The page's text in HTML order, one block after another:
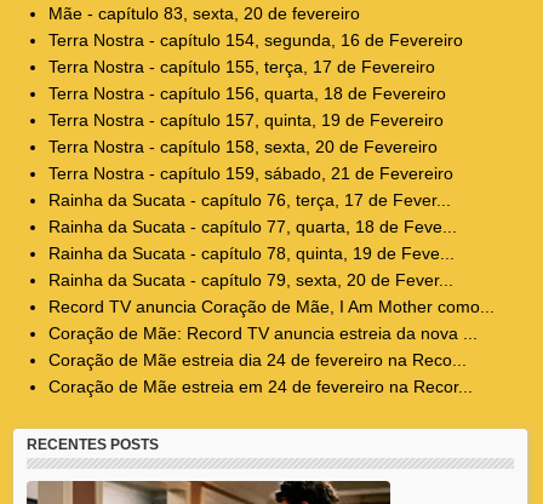
Mãe - capítulo 83, sexta, 20 de fevereiro
Terra Nostra - capítulo 154, segunda, 16 de Fevereiro
Terra Nostra - capítulo 155, terça, 17 de Fevereiro
Terra Nostra - capítulo 156, quarta, 18 de Fevereiro
Terra Nostra - capítulo 157, quinta, 19 de Fevereiro
Terra Nostra - capítulo 158, sexta, 20 de Fevereiro
Terra Nostra - capítulo 159, sábado, 21 de Fevereiro
Rainha da Sucata - capítulo 76, terça, 17 de Fever...
Rainha da Sucata - capítulo 77, quarta, 18 de Feve...
Rainha da Sucata - capítulo 78, quinta, 19 de Feve...
Rainha da Sucata - capítulo 79, sexta, 20 de Fever...
Record TV anuncia Coração de Mãe, I Am Mother como...
Coração de Mãe: Record TV anuncia estreia da nova ...
Coração de Mãe estreia dia 24 de fevereiro na Reco...
Coração de Mãe estreia em 24 de fevereiro na Recor...
RECENTES POSTS